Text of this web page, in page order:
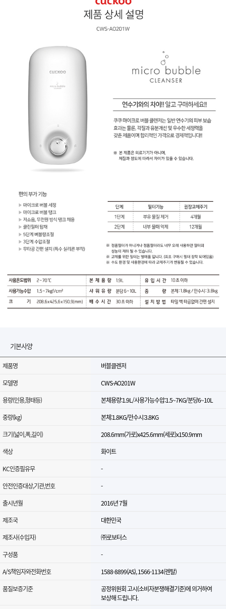
기본사양
제품명
버블클렌저
모델명
CWS-AO201W
용량(인용,형태등)
본체용량:1.9L/사용가능수압:1.5~7KG/분당6~10L
중량(kg)
본체:1.8KG/만수시:3.8KG
크기(넓이,폭,길이)
208.6mm(가로)x425.6mm(세로)x150.9mm
색상
화이트
KC인증필유무
-
안전인증대상,기관,번호
-
출시년월
2016년 7월
제조국
대한민국
제조사(수입자)
㈜로보터스
구성품
-
A/S책임자와전화번호
1588-8899(AS), 1566-1134(렌탈)
품질보증기준
공정위원회 고시(소비자분쟁해결기준)에 의거하여
보상해 드립니다.